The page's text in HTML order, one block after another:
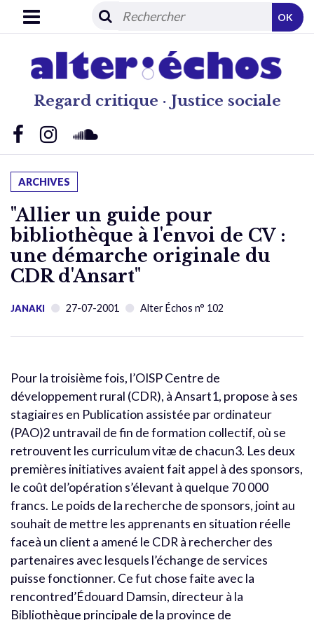
Regard critique · Justice sociale
OK
ARCHIVES
"Allier un guide pour
bibliothèque à l'envoi de CV :
une démarche originale du
CDR d'Ansart"
JANAKI 27-07-2001 Alter Échos n° 102
Pour la troisième fois, l’OISP Centre de
développement rural (CDR), à Ansart1, propose à ses
stagiaires en Publication assistée par ordinateur
(PAO)2 untravail de fin de formation collectif, où se
retrouvent les curriculum vitæ de chacun3. Les deux
premières initiatives avaient fait appel à des sponsors,
le coût del’opération s’élevant à quelque 70 000
francs. Le poids de la recherche de sponsors, joint au
souhait de mettre les apprenants en situation réelle
faceà un client a amené le CDR à rechercher des
partenaires avec lesquels l’échange de services
puisse fonctionner. Ce fut chose faite avec la
rencontred’Édouard Damsin, directeur à la
Bibliothèque principale de la province de